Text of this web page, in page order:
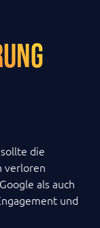
die
verloren
als auch
und